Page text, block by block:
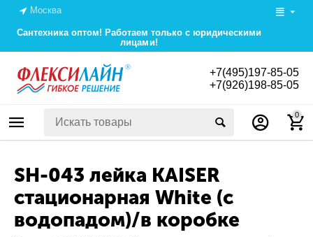
Москва
Сантехника оптом! Работаем только с юридическими
лицами!
+7(495)197-85-05
+7(926)198-85-05
0
SH-043 лейка KAISER
стационарная White (с
водопадом)/в коробке